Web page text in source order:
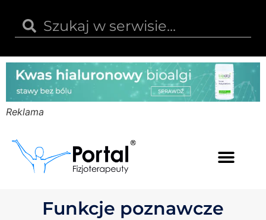
Reklama
Funkcje poznawcze